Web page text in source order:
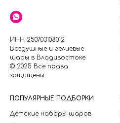
ИНН 250703108012
Воздушные и гелиевые
шары в Владивостоке
© 2025 Все права
защищены
ПОПУЛЯРНЫЕ ПОДБОРКИ
Детские наборы шаров